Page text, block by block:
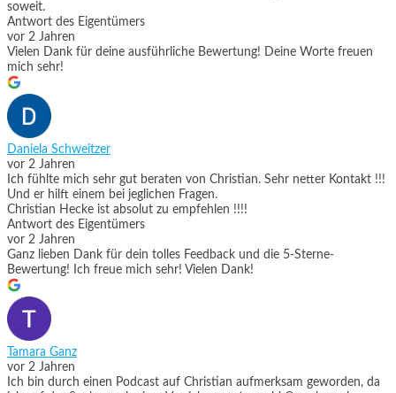
soweit.
Antwort des Eigentümers
vor 2 Jahren
Vielen Dank für deine ausführliche Bewertung! Deine Worte freuen
mich sehr!
Daniela Schweitzer
vor 2 Jahren
Ich fühlte mich sehr gut beraten von Christian. Sehr netter Kontakt !!!
Und er hilft einem bei jeglichen Fragen.
Christian Hecke ist absolut zu empfehlen !!!!
Antwort des Eigentümers
vor 2 Jahren
Ganz lieben Dank für dein tolles Feedback und die 5-Sterne-
Bewertung! Ich freue mich sehr! Vielen Dank!
Tamara Ganz
vor 2 Jahren
Ich bin durch einen Podcast auf Christian aufmerksam geworden, da